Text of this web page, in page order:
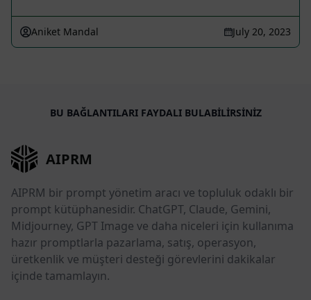
Aniket Mandal July 20, 2023
BU BAĞLANTILARI FAYDALI BULABILIRSINIZ
AIPRM
AIPRM bir prompt yönetim aracı ve topluluk odaklı bir
prompt kütüphanesidir. ChatGPT, Claude, Gemini,
Midjourney, GPT Image ve daha niceleri için kullanıma
hazır promptlarla pazarlama, satış, operasyon,
üretkenlik ve müşteri desteği görevlerini dakikalar
içinde tamamlayın.